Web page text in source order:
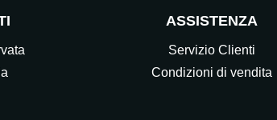
ASSISTENZA
Servizio Clienti
Condizioni di vendita